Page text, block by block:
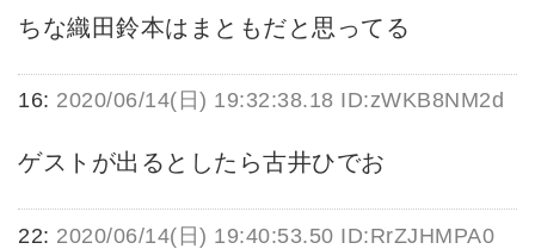
ちな織田鈴本はまともだと思ってる
16: 2020/06/14(日) 19:32:38.18 ID:zWKB8NM2d
ゲストが出るとしたら古井ひでお
22: 2020/06/14(日) 19:40:53.50 ID:RrZJHMPA0